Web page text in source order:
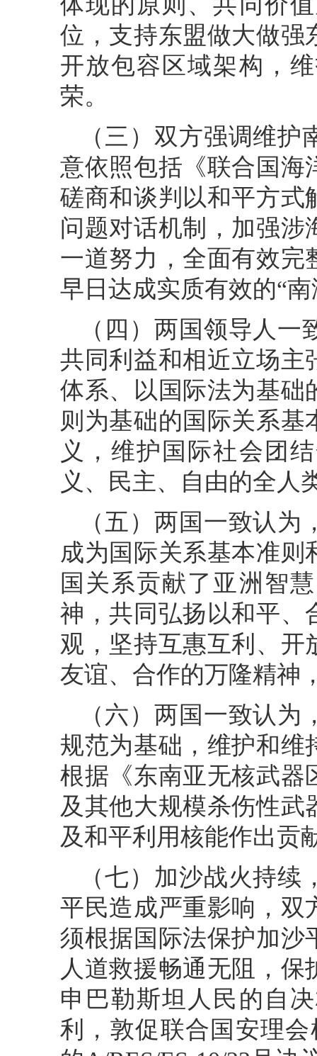
位，支持东盟做大做强
开放包容区域架构，
荣。
（三）双方强调维
意依照包括《联合国海
磋商和谈判以和平方式
问题对话机制，加强涉
一道努力，全面有效完
早日达成实质有效的“
（四）两国领导人
共同利益和相近立场主
体系、以国际法为基础
则为基础的国际关系
义，维护国际社会团
义、民主、自由的全人
（五）两国一致认
成为国际关系基本准
国关系贡献了亚洲智
神，共同弘扬以和平、
观，坚持互惠互利、开
友谊、合作的万隆精神
（六）两国一致认
规范为基础，维护和维
根据《东南亚无核武器
及其他大规模杀伤性
及和平利用核能作出贡
（七）加沙战火持
平民造成严重影响，双
须根据国际法保护加沙
人道救援畅通无阻，
申巴勒斯坦人民的自
利，敦促联合国安理会